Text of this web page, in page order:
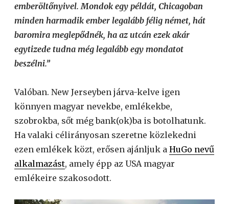
emberöltőnyivel. Mondok egy példát, Chicagoban
minden harmadik ember legalább félig német, hát
baromira meglepődnék, ha az utcán ezek akár
egytizede tudna még legalább egy mondatot
beszélni.”
Valóban. New Jerseyben járva-kelve igen
könnyen magyar nevekbe, emlékekbe,
szobrokba, sőt még bank(ok)ba is botolhatunk.
Ha valaki célirányosan szeretne közlekedni
ezen emlékek közt, erősen ajánljuk a HuGo nevű
alkalmazást, amely épp az USA magyar
emlékeire szakosodott.